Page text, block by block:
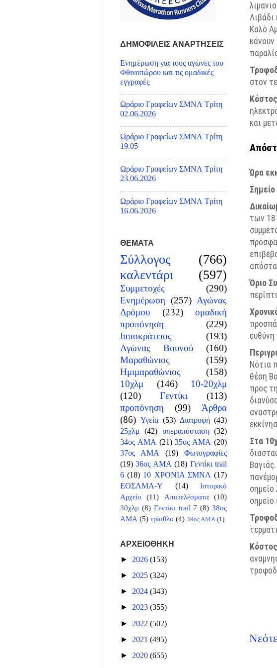
Λιβάδι
Καλό
στον
και
Ώρα
των 18
Όριο
Νότια
θέση
προς
Στα
σημείο
ΔΗΜΟΦΙΛΕΙΣ ΑΝΑΡΤΗΣΕΙΣ
Ενημέρωση για τους αγώνες του
Φθινοπώρου και τις ομαδικές
εγγραφές
Ωράριο Γραφείων ΣΜΝΛ Τρίτη
02.06.2026
Ωράριο Γραφείων ΣΜΝΛ Τρίτη
19.05
Ωράριο Γραφείων ΣΜΝΛ Τρίτη
23.06.2026
Ωράριο Γραφείων ΣΜΝΛ Τρίτη
16.06.2026
ΘΕΜΑΤΑ
Σύλλογος
(766)
καλεντάρι
(597)
Συμμετοχές
(290)
Ενημέρωση (257) Αγώνας
Δρόμου
(232)
ομαδική
προπόνηση
(229)
Ιπποκράτειος
(193)
Αγώνας Βουνού
(160)
Μαραθώνιος
(159)
Ημιμαραθώνιος
(158)
10χλμ
(146)
10-20χλμ
(120)
Γεντίκι
(113)
προπόνηση
(99)
Άρθρα
(86) Υγεία (53) Διατροφή (43)
25χλμ (42) υπεραπόσταση (32)
34ος ΑΜΑ (21) 35ος ΑΜΑ (20)
37ος ΑΜΑ
(19)
Φωτογραφίες
(19) 36ος ΑΜΑ (18) Γεντίκι trail
6 (18) 10 ΧΡΟΝΙΑ ΣΜΝΛ (17)
ΕΟΣΛΜΑ-Υ
(14)
Ιστορικό
Αρχείο
(11) Αποτελέσματα
(10)
30χλμ (8) Γεντίκι trail 7 (8) 38ος
ΑΜΑ (5) τρίαθλο (4) 39ος ΑΜΑ (1)
ΑΡΧΕΙΟΘΗΚΗ
► 2026 (153)
► 2025 (324)
► 2024 (343)
► 2023 (355)
► 2022 (502)
► 2021 (495)
► 2020 (655)